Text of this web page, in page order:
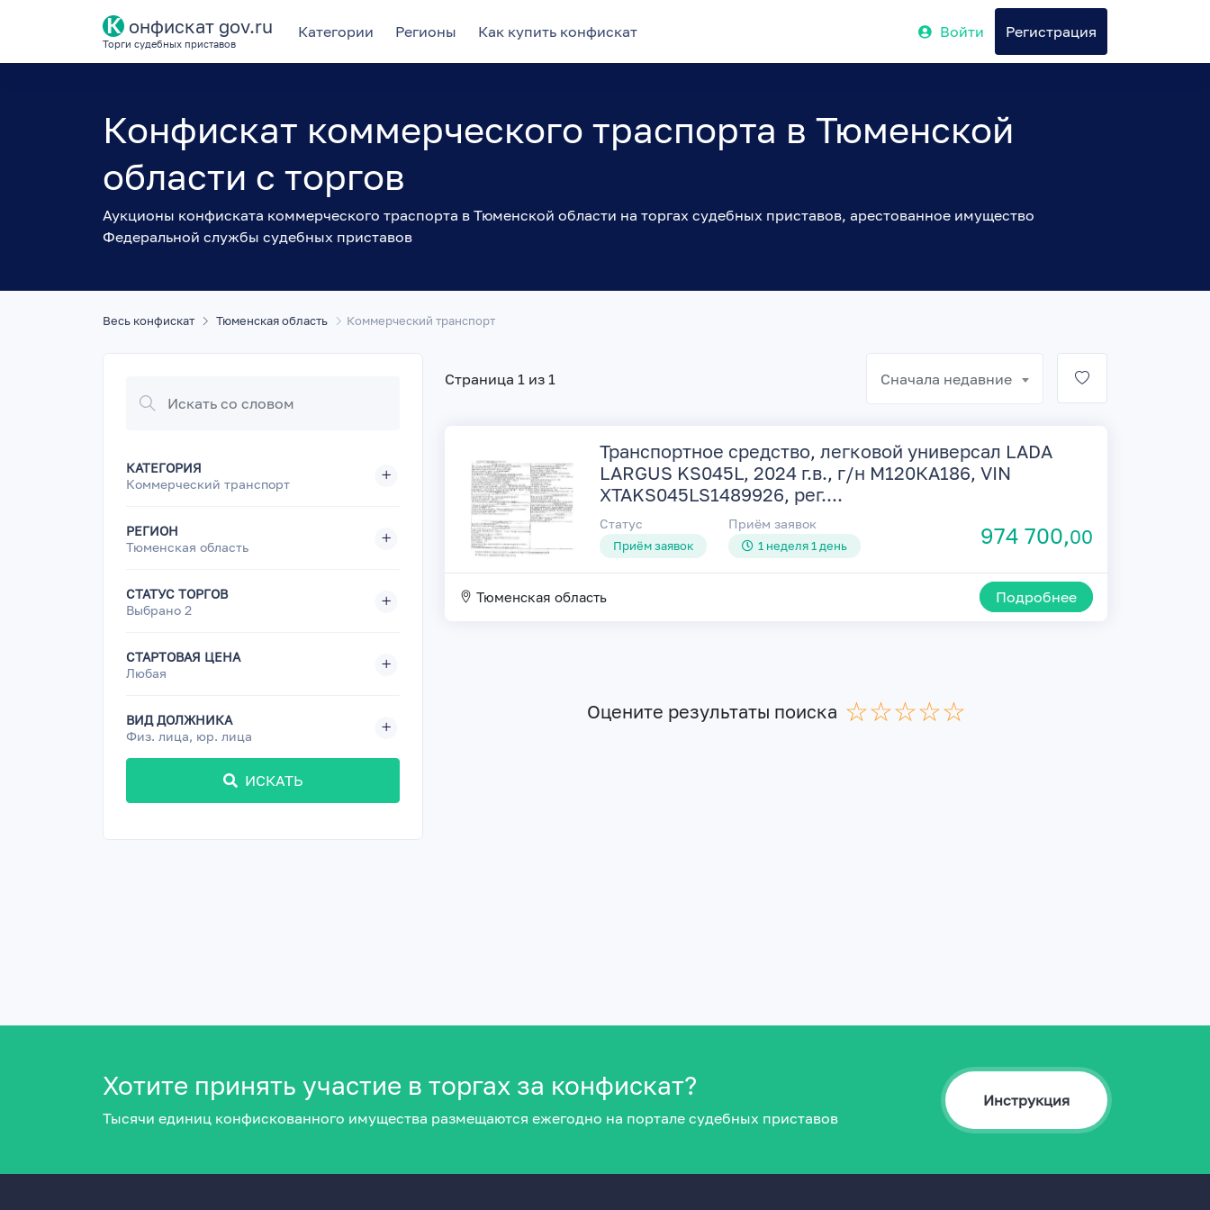
К онфискат gov.ru
Торги судебных приставов
Категории Регионы Как купить конфискат Войти Регистрация
Конфискат коммерческого траспорта в Тюменской
области с торгов
Аукционы конфиската коммерческого траспорта в Тюменской области на торгах судебных приставов, арестованное имущество
Федеральной службы судебных приставов
Весь конфискат Тюменская область Коммерческий транспорт
КАТЕГОРИЯ
Коммерческий транспорт
РЕГИОН
Тюменская область
СТАТУС ТОРГОВ
Выбрано 2
СТАРТОВАЯ ЦЕНА
Любая
ВИД ДОЛЖНИКА
Физ. лица, юр. лица
ИСКАТЬ
Страница 1 из 1 Сначала недавние
Транспортное средство, легковой универсал LADA
LARGUS KS045L, 2024 г.в., г/н М120КА186, VIN
XTAKS045LS1489926, рег....
Статус
Приём заявок
Приём заявок
1 неделя 1 день 974 700,00
Тюменская область Подробнее
Оцените результаты поиска ☆☆☆☆☆
★★★★★
Хотите принять участие в торгах за конфискат?
Тысячи единиц конфискованного имущества размещаются ежегодно на портале судебных приставов
Инструкция